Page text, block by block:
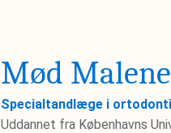
Mød
Specialtandlæge i ortodonti
Uddannet fra Københavns